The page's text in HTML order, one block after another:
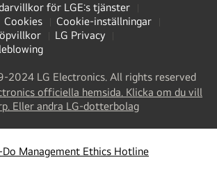
för LGE:s tjänster
Cookies
Cookie-inställningar
LG Privacy
2024 LG Electronics. All rights reserved
officiella hemsida. Klicka om du vill
Eller andra LG-dotterbolag(
a
new
tab
Do Management Ethics Hotline